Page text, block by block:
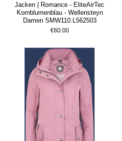
Jacken | Romance - EliteAirTec
Kornblumenblau - Wellensteyn
Damen SMW110.L562503
€60.00